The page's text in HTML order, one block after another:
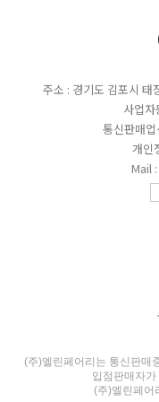
주소 : 경기도 김포시
사업
통신판매
개인
Mail
(주)엘린페어리는 통신판매
입점판매자가
(주)엘린페어